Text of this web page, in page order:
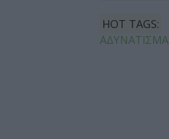
HOT TAGS:
ΑΔΥΝΑΤΙΣΜΑ